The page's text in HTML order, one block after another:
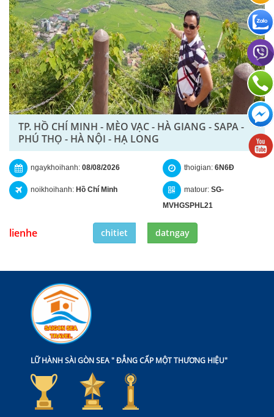
TP. HỒ CHÍ MINH - MÈO VẠC - HÀ GIANG - SAPA -
PHÚ THỌ - HÀ NỘI - HẠ LONG
ngaykhoihanh: 08/08/2026
noikhoihanh: Hồ Chí Minh
thoigian: 6N6Đ
matour: SG-
MVHGSPHL21
lienhe chitiet datngay
LỮ HÀNH SÀI GÒN SEA " ĐẲNG CẤP MỘT THƯƠNG HIỆU"